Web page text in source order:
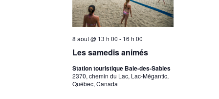
Les samedis animés
8 août @ 13 h 00 - 16 h 00
Station touristique Baie-des-Sables
2370, chemin du Lac, Lac-Mégantic,
Québec, Canada